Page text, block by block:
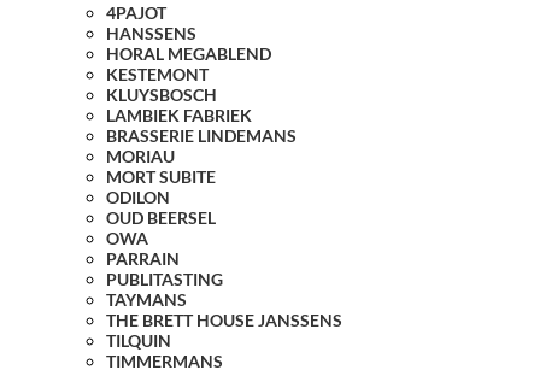
4PAJOT
HANSSENS
HORAL MEGABLEND
KESTEMONT
KLUYSBOSCH
LAMBIEK FABRIEK
BRASSERIE LINDEMANS
MORIAU
MORT SUBITE
ODILON
OUD BEERSEL
OWA
PARRAIN
PUBLITASTING
TAYMANS
THE BRETT HOUSE JANSSENS
TILQUIN
TIMMERMANS